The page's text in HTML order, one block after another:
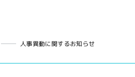
人事異動に関するお知らせ